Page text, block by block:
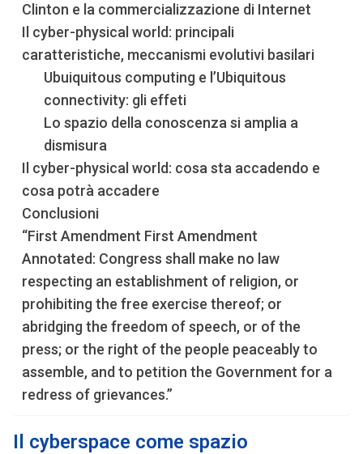
Clinton e la commercializzazione di Internet
Il cyber-physical world: principali
caratteristiche, meccanismi evolutivi basilari
Ubuiquitous computing e l’Ubiquitous
connectivity: gli effeti
Lo spazio della conoscenza si amplia a
dismisura
Il cyber-physical world: cosa sta accadendo e
cosa potrà accadere
Conclusioni
“First Amendment First Amendment
Annotated: Congress shall make no law
respecting an establishment of religion, or
prohibiting the free exercise thereof; or
abridging the freedom of speech, or of the
press; or the right of the people peaceably to
assemble, and to petition the Government for a
redress of grievances.”
Il cyberspace come spazio